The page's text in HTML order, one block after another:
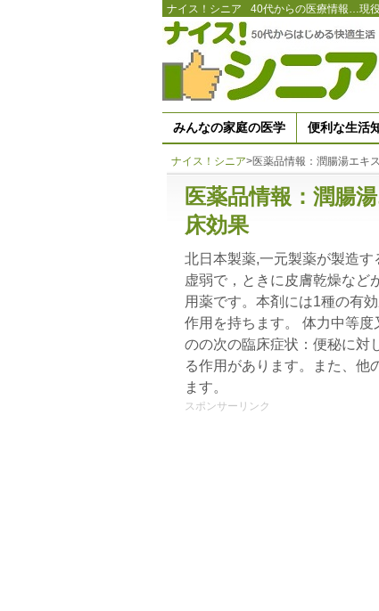
ナイス！シニア 40代からの医療情報…現
みんなの家庭の医学 便利な生活
ナイス！シニア>医薬品情報：潤腸湯エキ
医薬品情報：潤腸
床効果
北日本製薬,一元製薬が製造
虚弱で，ときに皮膚乾燥など
用薬です。本剤には1種の有
作用を持ちます。 体力中等
のの次の臨床症状：便秘に対
る作用があります。また、他
ます。
スポンサーリンク